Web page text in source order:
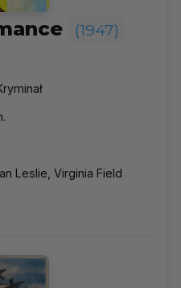
(1947)
Leslie, Virginia Field